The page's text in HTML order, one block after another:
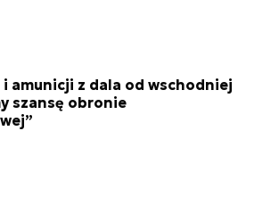
amunicji z dala od wschodniej
szansę obronie